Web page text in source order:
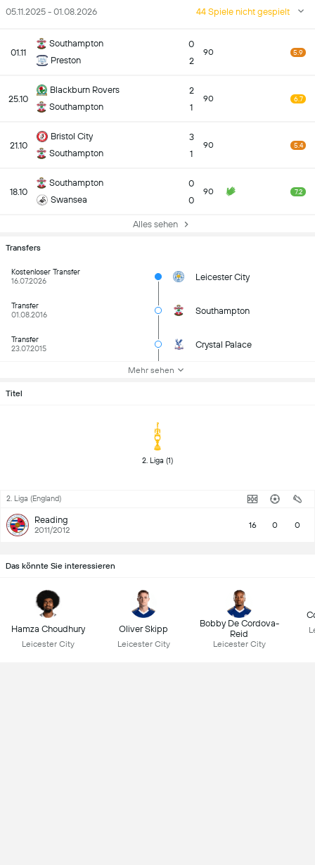
05.11.2025 - 01.08.2026 44 Spiele nicht gespielt
01.11
Southampton
Preston
0
2
90 5.9
25.10
Blackburn Rovers
Southampton
2
1
90 6.7
21.10
Bristol City
Southampton
3
1
90 5.4
18.10
Southampton
Swansea
0
0
90 7.2
Alles sehen
Transfers
Kostenloser Transfer
16.07.2026
Leicester City
Transfer
01.08.2016
Southampton
Transfer
23.07.2015
Crystal Palace
Mehr sehen
Titel
2. Liga (England)
Reading
2011/2012 16 0 0
Das könnte Sie interessieren
Hamza Choudhury
Leicester City
Oliver Skipp
Leicester City
Bobby De Cordova-
Reid
Leicester City